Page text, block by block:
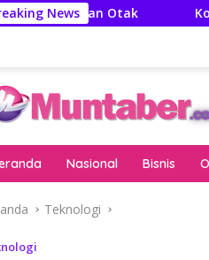
News
Otak Komut
Nasional Bisnis
Teknologi